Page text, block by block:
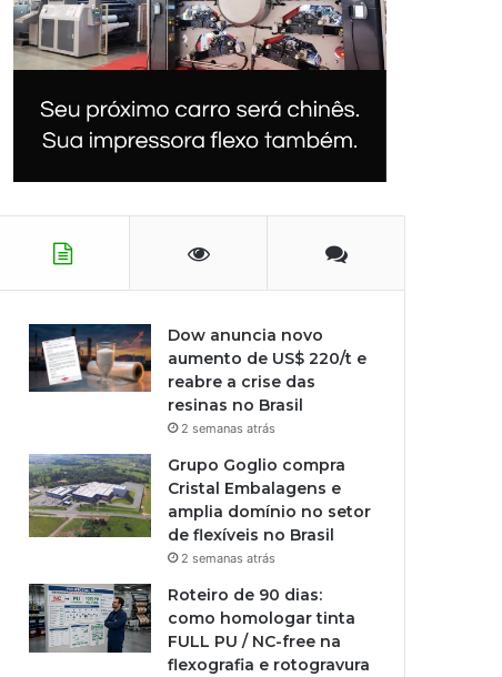
Dow anuncia novo
aumento de US$ 220/t e
reabre a crise das
resinas no Brasil
2 semanas atrás
Grupo Goglio compra
Cristal Embalagens e
amplia domínio no setor
de flexíveis no Brasil
2 semanas atrás
Roteiro de 90 dias:
como homologar tinta
FULL PU / NC-free na
flexografia e rotogravura